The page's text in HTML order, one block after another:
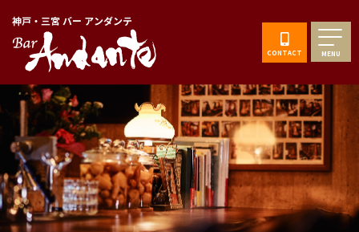
神戸・三宮 バー アンダンテ
CONTACT MENU